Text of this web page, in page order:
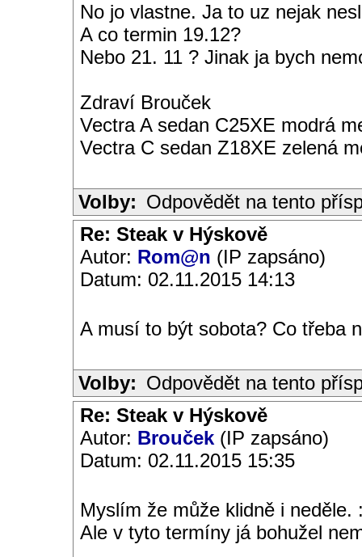
No jo vlastne. Ja to uz nejak
A co termin 19.12?
Nebo 21. 11 ? Jinak ja bych
Zdraví Brouček
Vectra A sedan C25XE modrá
Vectra C sedan Z18XE zelená
Volby: Odpovědět na tento
Re: Steak v Hýskově
Autor: Rom@n (IP zapsáno)
Datum: 02.11.2015 14:13
A musí to být sobota? Co třeba
Volby: Odpovědět na tento
Re: Steak v Hýskově
Autor: Brouček (IP zapsáno)
Datum: 02.11.2015 15:35
Myslím že může klidně i neděle.
Ale v tyto termíny já bohužel